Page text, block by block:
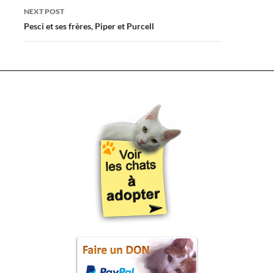
NEXT POST
Pesci et ses frères, Piper et Purcell